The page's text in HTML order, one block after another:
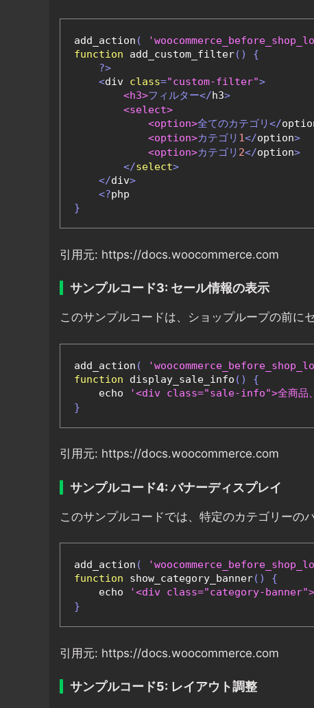
add_action (
function add_custom_filter()
{
?>
<div class="custom-filter">
<h3>フィルター</h3>
<select>
<option>全てのカテゴリ</
<option>カテゴリ 1</option>
<option>カテゴリ 2</option>
</select>
</div>
<?
}
引用元: https://docs.woocommerce.com
サンプルコード3: セール情報の表示
このサンプルコードは、ショップループの前に
add_action (
function display_sale_info ()
{
    echo
'<div class="sale-info">全商品、
}
引用元: https://docs.woocommerce.com
サンプルコード4: バナーディスプレイ
このサンプルコードでは、特定のカテゴリーの
add_action (
function show_category_banner()
{
    echo
'<div class="category-
}
引用元: https://docs.woocommerce.com
サンプルコード5: レイアウト調整